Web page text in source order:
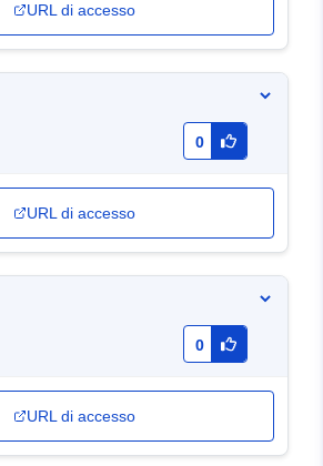
URL di accesso
0
URL di accesso
0
URL di accesso